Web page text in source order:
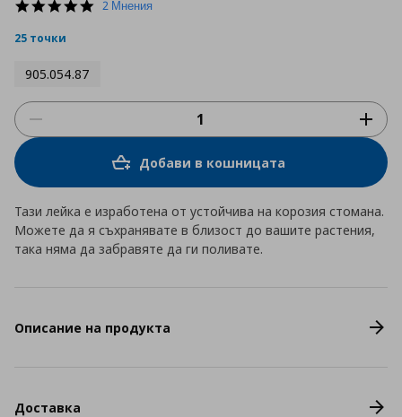
5.0
2 Мнения
25 точки
905.054.87
Добави в кошницата
Тази лейка е изработена от устойчива на корозия стомана.
Можете да я съхранявате в близост до вашите растения,
така няма да забравяте да ги поливате.
Описание на продукта
Доставка